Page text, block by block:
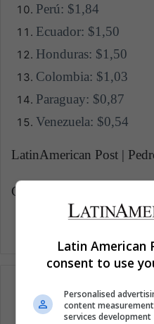
Perú: $1,84
Ecuador: $1,50
Honduras: $1,50
Colombia: $1,03
Paraguay: $0,87
Venezuela: $0,54
LatinAmerican Post |
Copy edited by Laura
Latin American
consent to use
Personalised
content
services development